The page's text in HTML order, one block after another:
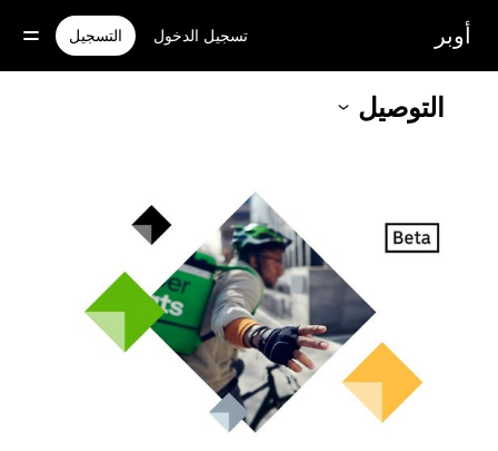
للوصول
المحتوى
الرئيسي
أوبر تسجيل الدخول التسجيل
التوصيل